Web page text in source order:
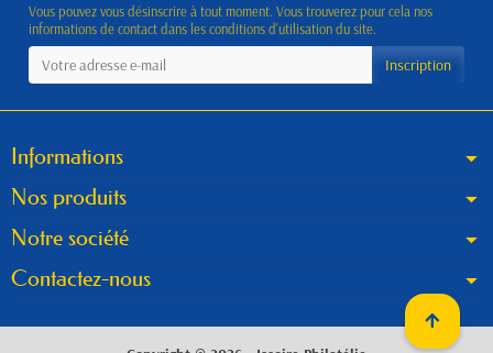
Vous pouvez vous désinscrire à tout moment. Vous trouverez pour cela nos
informations de contact dans les conditions d'utilisation du site.
Informations
Nos produits
Notre société
Contactez-nous